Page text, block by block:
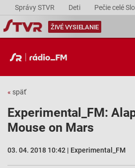
Správy STVR Deti Pečie celé
ŽIVÉ VYSIELANIE
« späť
Experimental_FM:
Mouse on Mars
03. 04. 2018 10:42 | Experimental_FM